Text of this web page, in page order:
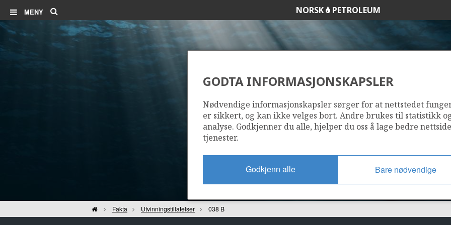
MENY NORSK PETROLEUM
038 B
Hjem Fakta Utvinningstillatelser 038 B
GODTA INFORMASJONSKAPSLER
Nødvendige informasjonskapsler sørger for at nettstedet
er sikkert, og kan ikke velges bort. Andre brukes til statistikk
analyse. Godkjenner du alle, hjelper du oss å lage bedre
tjenester.
Godkjenn alle Bare nødvendige